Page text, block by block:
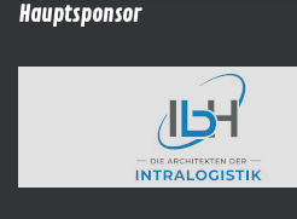
Hauptsponsor